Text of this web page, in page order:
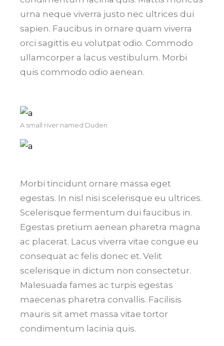
urna neque viverra justo nec ultrices dui
sapien. Faucibus in ornare quam viverra
orci sagittis eu volutpat odio. Commodo
ullamcorper a lacus vestibulum. Morbi
quis commodo odio aenean.
A small river named Duden
Morbi tincidunt ornare massa eget
egestas. In nisl nisi scelerisque eu ultrices.
Scelerisque fermentum dui faucibus in.
Egestas pretium aenean pharetra magna
ac placerat. Lacus viverra vitae congue eu
consequat ac felis donec et. Velit
scelerisque in dictum non consectetur.
Malesuada fames ac turpis egestas
maecenas pharetra convallis. Facilisis
mauris sit amet massa vitae tortor
condimentum lacinia quis.